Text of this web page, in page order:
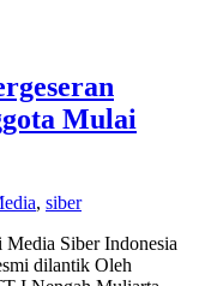
Mulai
, siber
Media Siber Indonesia
dilantik Oleh